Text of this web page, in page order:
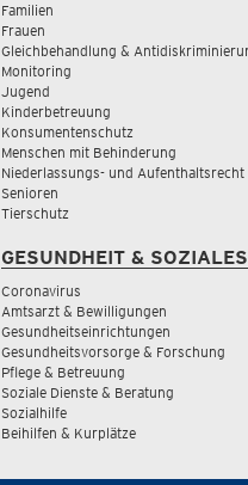
Familien
Frauen
Gleichbehandlung &
Monitoring
Jugend
Kinderbetreuung
Konsumentenschutz
Menschen mit Behinderung
Niederlassungs- und Aufenthaltsrecht
Senioren
Tierschutz
GESUNDHEIT & SOZIALES
Coronavirus
Amtsarzt & Bewilligungen
Gesundheitseinrichtungen
Gesundheitsvorsorge & Forschung
Pflege & Betreuung
Soziale Dienste & Beratung
Sozialhilfe
Beihilfen & Kurplätze